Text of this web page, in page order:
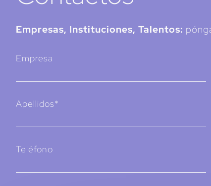
Empresas, Instituciones, Talentos:
Empresa
Apellidos*
Teléfono